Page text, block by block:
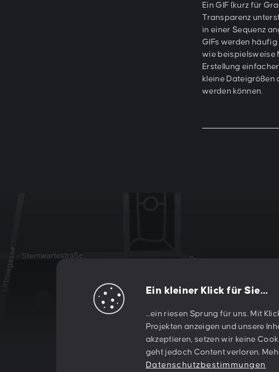
Ein kleiner Klick für Sie…
…ein riesen Sprung für uns. Mit
Projekten anzeigen und unsere
akzeptieren, setzen wir keine
geht jedoch Content verloren.
Datenschutzbestimmungen
Ein GIF (kurz für
Transparenz
in einer Sequenz
GIFs werden
wie beispielsweise
Erstellung
kleine Dateigrößen
werden können.
Let's create
something